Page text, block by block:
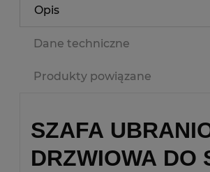
Opis
Dane techniczne
Produkty powiązane
SZAFA
DRZWIOWA DO